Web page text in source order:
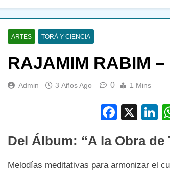
ARTES TORÁ Y CIENCIA
RAJAMIM RABIM
Admin 3 Años Ago 0 1 Mins
X
Del Álbum: “A la Obra
Melodías meditativas para armonizar el